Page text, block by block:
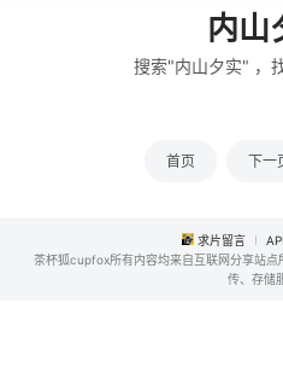
内山
搜索"内山夕实" ，
首页 下一
求片留言
茶杯狐cupfox所有内容均来自互联网分享站点
传、存储